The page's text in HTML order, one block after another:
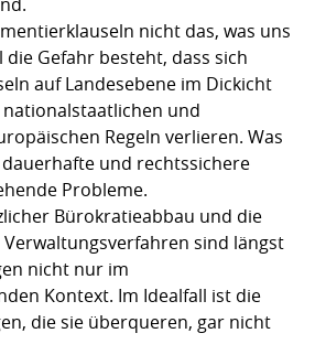
nicht das, was uns
Gefahr besteht, dass sich
auf Landesebene im Dickicht
und
Regeln verlieren. Was
und rechtssichere
Probleme.
Bürokratieabbau und die
sind längst
nicht nur im
Kontext. Im Idealfall ist die
die sie überqueren, gar nicht